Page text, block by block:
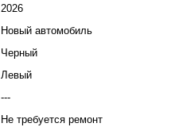
2026
Новый автомобиль
Черный
Левый
---
Не требуется ремонт